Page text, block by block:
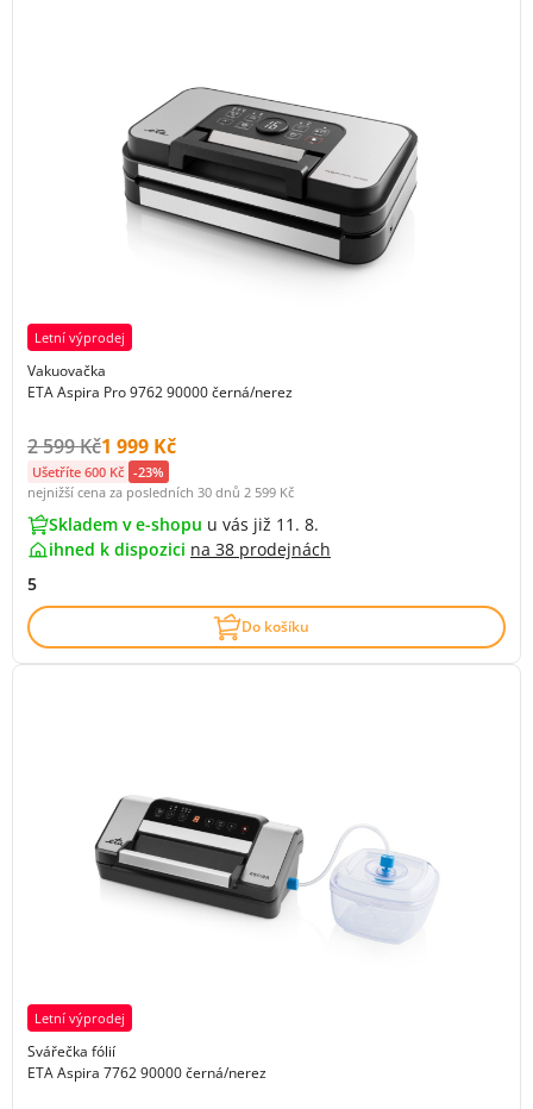
Letní výprodej
Vakuovačka
ETA Aspira Pro 9762 90000 černá/nerez
Původní cena s DPH:
2 599 KčCena s DPH:
1 999 Kč
Ušetříte 600 Kč -23%
nejnižší cena za posledních 30 dnů 2 599 Kč
Skladem v e-shopu u vás již 11. 8.
ihned k dispozici na 38 prodejnách
5
Do košíku
Letní výprodej
Svářečka fólií
ETA Aspira 7762 90000 černá/nerez